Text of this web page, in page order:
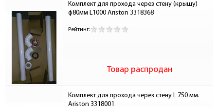
Комплект для прохода через стену (крышу)
ф80мм L1000 Ariston 3318368
Рейтинг:
Товар распродан
Комплект для прохода через стену L 750 мм.
Ariston 3318001